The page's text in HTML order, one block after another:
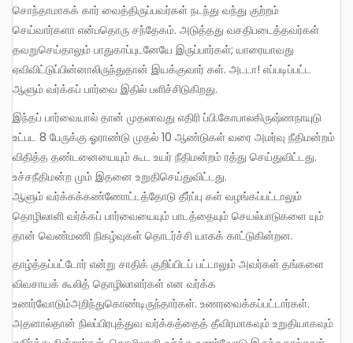
சொந்தாமாகக் கார் வைத்திருப்பவர்கள் நடந்து வந்து குற்றம்
செய்வார்களா என்பதொரு சந்தேகம். அடுத்தது வசதிபடைத்தவர்கள்
தவறுசெய்தாலும் பாதுகாப்புடனேயே இருப்பார்கள்; யாரையாவது
ஏவிவிட்டுப்பின்னாலிருந்துதான் இயக்குவார் கள். அடடா! எப்படிப்பட்ட
ஆளும் வர்க்கப் பார்வை இதில் பளிச்சிடுகிறது.
இந்தப் பார்வையால் தான் முதலாவது எதிரி ப்பி.கோபாலகிருஷ்ணநாயுடு
உட்பட 8 பேருக்கு ஓராண்டு முதல் 10 ஆண்டுகள் வரை அமர்வு நீதிமன்றம்
விதித்த தண்டனையையும் கூட உயர் நீதிமன்றம் ரத்து செய்துவிட்டது.
உச்சநீதிமன்ற மும் இதனை உறுதிசெய்துவிட்டது.
ஆளும் வர்க்கக்கண்ணோட்டத்தோடு தீர்ப்பு கள் வழங்கப்பட்டாலும்
தொழிலாளி வர்க்கப் பார்வையையும் பாடத்தையும் செயல்பாடுகளை யும்
தான் வெண்மணி நிகழ்வுகள் தொடர்ச்சி யாகக் காட்டுகின்றன.
தாழ்த்தப்பட்டோர் என்று சாதிக் குறிப்பிடப் பட்டாலும் அவர்கள் தங்களை
விவசாயக் கூலித் தொழிலாளர்கள் என வர்க்க
உணர்வோடும்அறிந்துகொண்டிருந்தார்கள். உணரவைக்கப்பட்டார்கள்.
அதனால்தான் நிலப்பிரபுத்துவ வர்க்கத்தைத் தீவிரமாகவும் உறுதியாகவும்